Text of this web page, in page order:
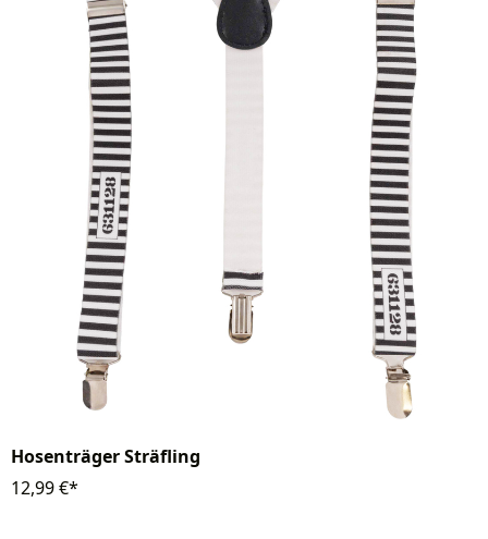
Hosenträger Sträfling
12,99 €*